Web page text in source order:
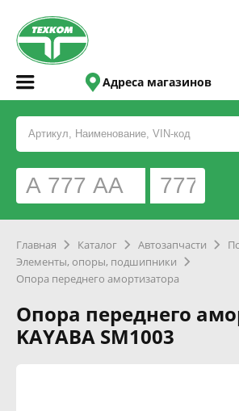
Адреса магазинов
Главная Каталог Автозапчасти
Элементы, опоры, подшипники
Опора переднего амортизатора
Опора переднего
KAYABA SM1003